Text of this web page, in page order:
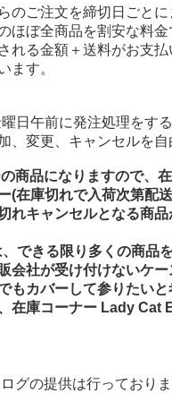
のご注文を締切日ごと
ほぼ全商品を割安な料
れる金額＋送料がお支
ます。
日午前に発注処理をす
、変更、キャンセルを
商品になりますので、
(在庫切れで入荷次第配
れキャンセルとなる商
できる限り多くの商品
会社が受け付けないケ
もカバーして参りたい
在庫コーナー Lady Cat
グの提供は行っており